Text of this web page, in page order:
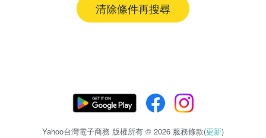
清除條件再搜尋
Yahoo台灣電子商務 版權所有 © 2026 服務條款(更新)